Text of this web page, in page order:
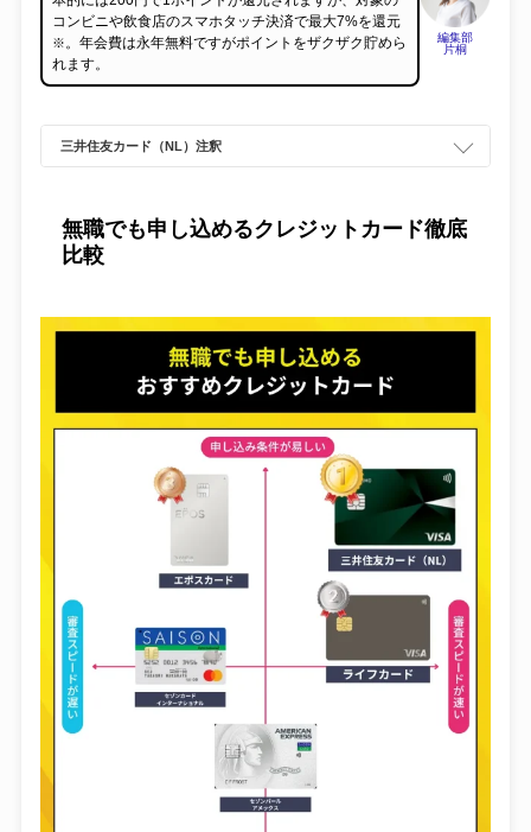
編集部
片桐
コンビニや飲食店のスマホタッチ決済で最大7%を還元
※。年会費は永年無料ですがポイントをザクザク貯めら
れます。
三井住友カード（NL）注釈
無職でも申し込めるクレジットカード徹底
比較
独自調査
オリパ
仮想通貨
電力
FX
クレジットカード
Wi-Fi
光回線
体験談